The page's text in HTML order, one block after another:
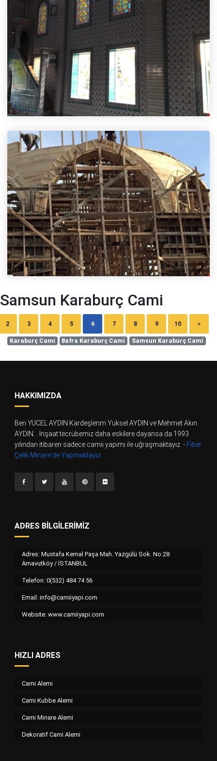
Samsun Karaburç Cami
2 3 4 5 6 7 8 9 10 »
Karaburç Cami Bafra Karaburç Cami Samsun Karaburç Cami
HAKKIMIZDA
Ben YÜCEL AYDIN Kardeşlerim Yüksel AYDIN ve Mehmet Akın
AYDIN... İnşaat tecrübemiz daha eskilere dayansa da 1993
yılından itibaren sadece camii yapımı ile uğraşmaktayız. - Fiber
Çelik Minare'de Yapmaktayız.
ADRES BILGILERIMIZ
Adres: Mustafa Kemal Paşa Mah. Yazgülü Sok. No:28
Arnavutköy / İSTANBUL
Telefon: 0(532) 484 74 56
Email: info@camiiyapi.com
Website: www.camiiyapi.com
HIZLI ADRES
Cami Alemi
Cami Kubbe Alemi
Cami Minare Alemi
Dekoratif Cami Alemi